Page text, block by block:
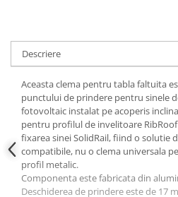
Descriere
Aceasta clema pentru tabla faltuita
punctului de prindere pentru sinele
fotovoltaic instalat pe acoperis
pentru profilul de invelitoare
fixarea sinei SolidRail, fiind o solutie
compatibile, nu o clema universala
profil metalic.
Componenta este fabricata din
Deschiderea de prindere este de 17